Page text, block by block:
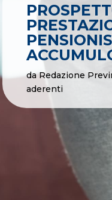
daRedazione
aderenti